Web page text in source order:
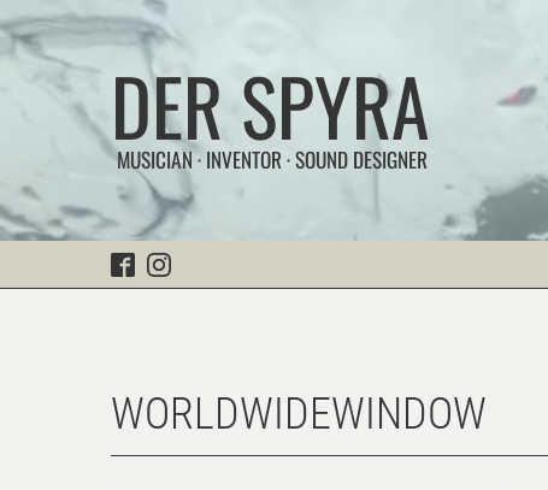
DER SPYRA
MUSICIAN · INVENTOR · SOUND DESIGNER
WORLDWIDEWINDOW